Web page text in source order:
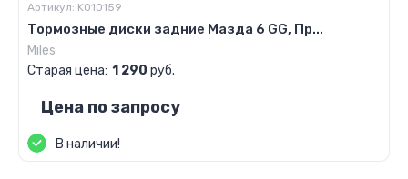
Артикул: K010159
Тормозные диски задние Мазда 6 GG, Пр...
Miles
Старая цена: 1 290 руб.
Цена по запросу
В наличии!